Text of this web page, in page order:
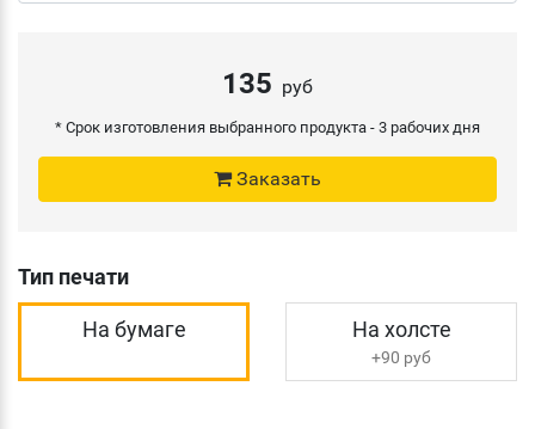
135 руб
* Срок изготовления выбранного продукта - 3 рабочих дня
Заказать
Тип печати
На бумаге На холсте
+90 руб